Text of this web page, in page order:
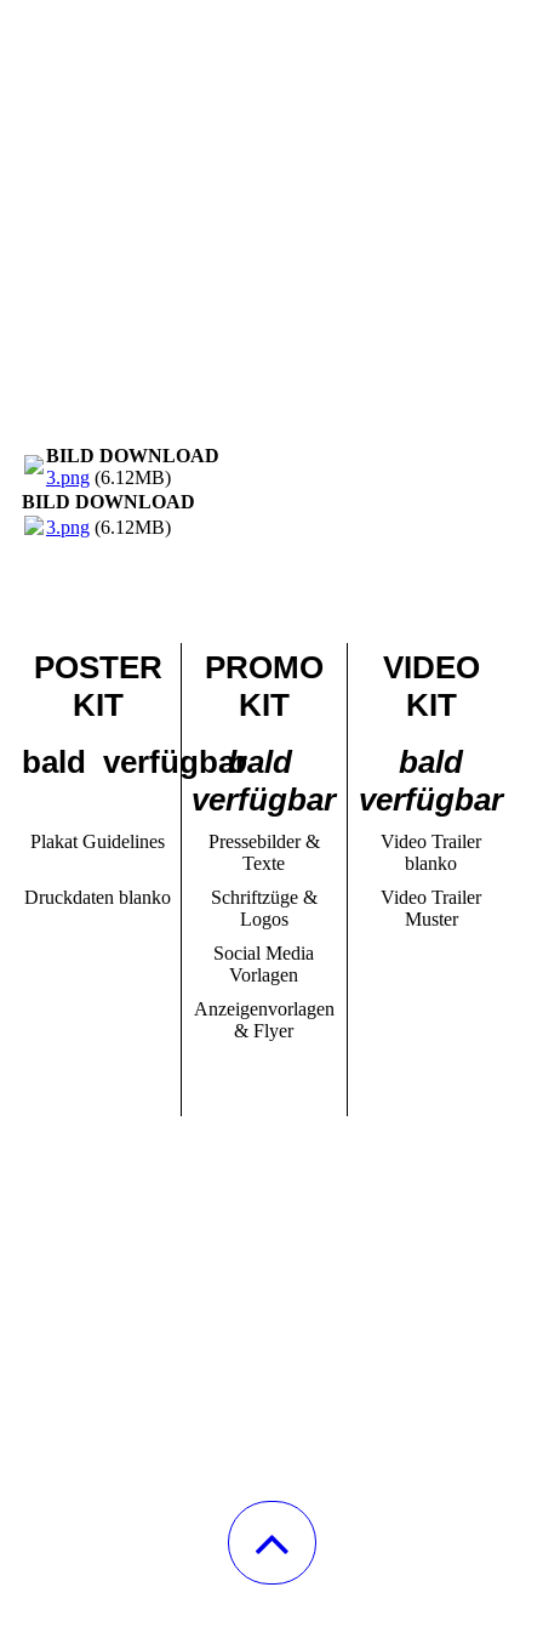
BILD DOWNLOAD
3.png(6.12MB)
BILD DOWNLOAD
3.png(6.12MB)
POSTER
KIT
bald verfügbar
PROMO
KIT
bald
verfügbar
VIDEO
KIT
bald
verfügbar
Plakat Guidelines
Pressebilder &
Texte
Video Trailer
blanko
Druckdaten blanko
Schriftzüge &
Logos
Video Trailer
Muster
Social Media
Vorlagen
Anzeigenvorlagen
& Flyer